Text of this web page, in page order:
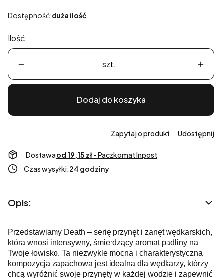
Dostępność:duża ilość
Ilość
szt.
Dodaj do koszyka
Zapytaj o produkt Udostępnij
Dostawa od 19,15 zł- Paczkomat Inpost
Czas wysyłki:24 godziny
Opis:
Przedstawiamy Death – serię przynęt i zanęt wędkarskich,
która wnosi intensywny, śmierdzący aromat padliny na
Twoje łowisko. Ta niezwykle mocna i charakterystyczna
kompozycja zapachowa jest idealna dla wędkarzy, którzy
chcą wyróżnić swoje przynęty w każdej wodzie i zapewnić